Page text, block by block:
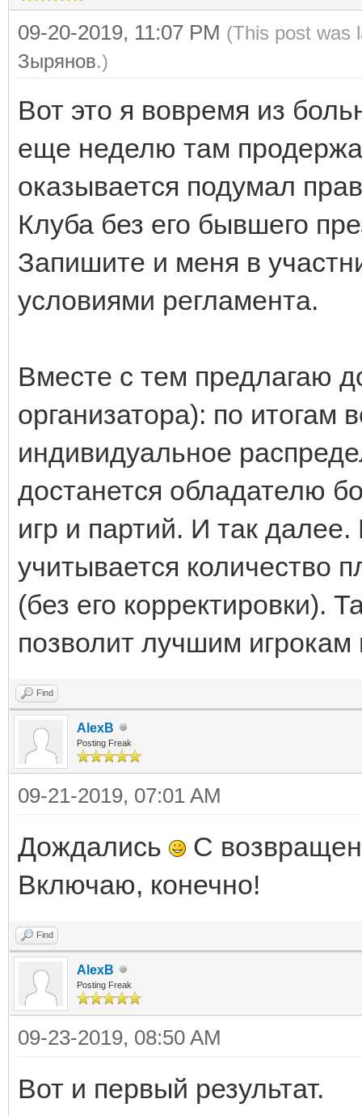
09-20-2019, 11:07 PM (This post was
Зырянов.)
Вот это я вовремя из
еще неделю там
оказывается подумал
Клуба без его бывшего
Запишите и меня в
условиями регламента.
Вместе с тем предлагаю
организатора): по итогам
индивидуальное
достанется обладателю
игр и партий. И так
учитывается количество
(без его корректировки).
позволит лучшим игрокам
Find
AlexB
Posting Freak
09-21-2019, 07:01 AM
Дождались
С
Включаю, конечно!
Find
AlexB
Posting Freak
09-23-2019, 08:50 AM
Вот и первый результат.